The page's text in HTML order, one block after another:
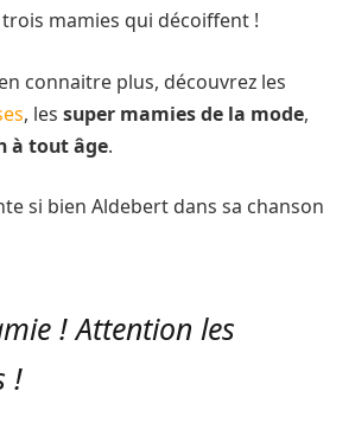
mamies qui décoiffent !
connaitre plus, découvrez les
, les super mamies de la mode,
à tout âge.
si bien Aldebert dans sa chanson
! Attention les
!